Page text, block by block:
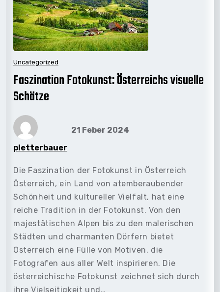
Uncategorized
Faszination Fotokunst: Österreichs visuelle
Schätze
pletterbauer
21 Feber 2024
Die Faszination der Fotokunst in Österreich
Österreich, ein Land von atemberaubender
Schönheit und kultureller Vielfalt, hat eine
reiche Tradition in der Fotokunst. Von den
majestätischen Alpen bis zu den malerischen
Städten und charmanten Dörfern bietet
Österreich eine Fülle von Motiven, die
Fotografen aus aller Welt inspirieren. Die
österreichische Fotokunst zeichnet sich durch
ihre Vielseitigkeit und…